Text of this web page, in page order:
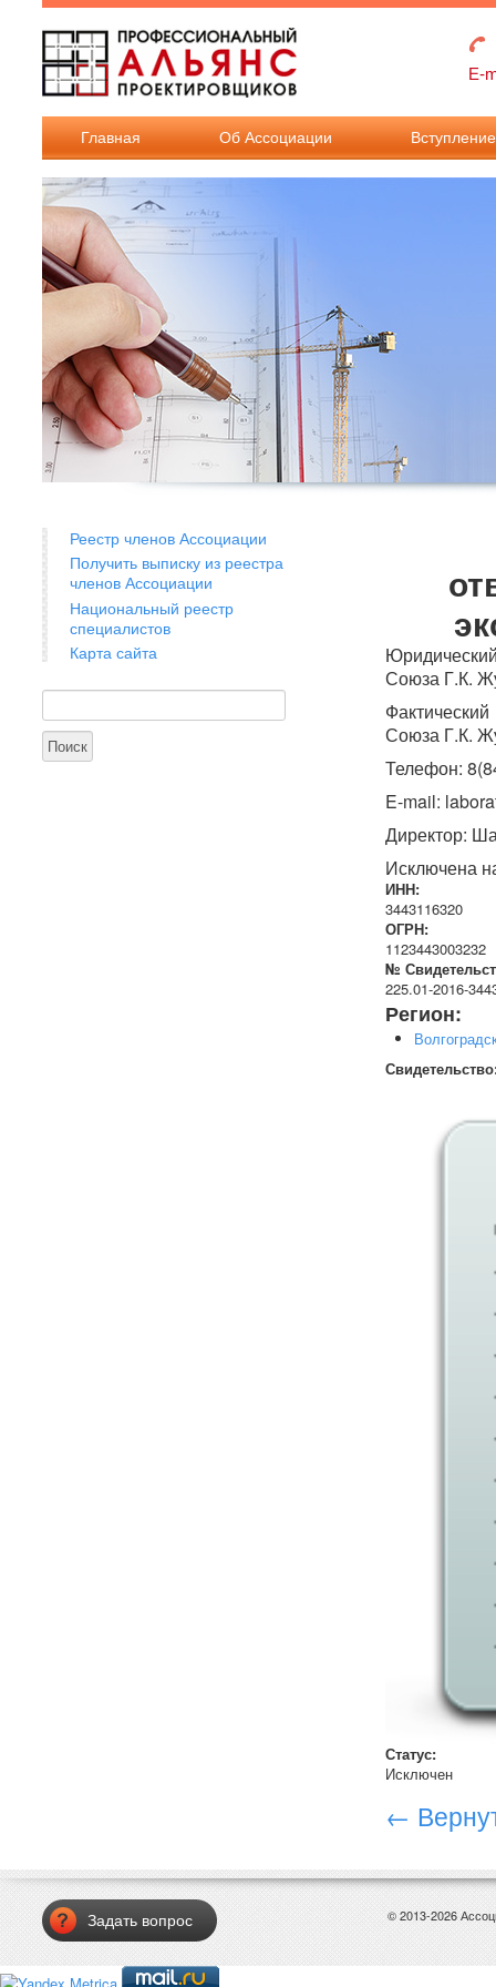
Перейти к основному содержанию
E-
Главная Об Ассоциации Вступление
Взносы в
внесения
изменения в
Ассоциации
Реестр членов Ассоциации
Получить выписку из реестра
членов Ассоциации
Национальный реестр
специалистов
Карта сайта
Форма поиска
Поиск
Союза Г.К.
Союза Г.К.
Телефон:
E-mail:
Директор:
Исключена
ИНН:
3443116320
ОГРН:
1123443003232
№
225.01-2016-
Регион:
Статус:
Исключен
←
Задать вопрос © 2013-2026